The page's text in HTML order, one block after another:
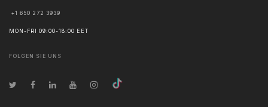
+1 650 272 3939
MON-FRI 09:00-18:00 EET
FOLGEN SIE UNS